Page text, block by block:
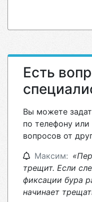
Есть
Вы можете
по телефону
вопросов от
Максим:
трещит. Если
фиксации бура
начинает